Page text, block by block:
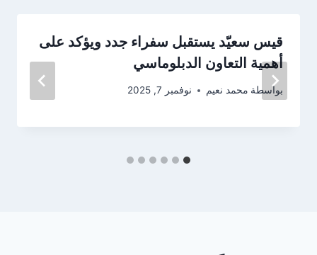
قيس سعيّد يستقبل سفراء جدد ويؤكد على
أهمية التعاون الدبلوماسي
بواسطة محمد نعيم نوفمبر 7, 2025